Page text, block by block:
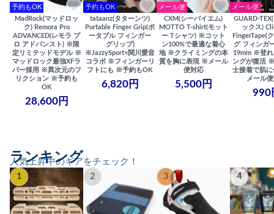
予約もOK
MadRock(マッドロッ
ク) Remora Pro
ADVANCED(レモラ プ
ロ アドバンスト) ※限
定リミテッドモデル ※
マッドロック最強XFラ
バー採用 ※異次元のフ
リクション ※予約も
OK
28,600円
予約もOK
tataanz(タターンツ)
Portable Finger Grip(ポ
ータブル フィンガー
グリップ)
※JazzySport×関川愛音
コラボ ※フィンガーリ
フトにも ※予約もOK
6,820円
メール便
CXM(シーバイエム)
MOTTO T-shirt(モット
ー Tシャツ) ※コット
ン100%で最適な着心
地 ※クライミングの本
質を胸に表現 ※メール
便対応
5,500円
メール便
GUARD-
ックス)
FingerTape(
グ フィンガ
19mm ※登れ
ングが復活
士接着で肌
メール
990
人気上昇中のギアをチェック！
ランキング
1 2 3 4